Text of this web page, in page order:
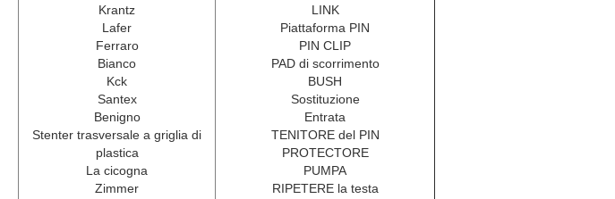
Krantz
Lafer
Ferraro
Bianco
Kck
Santex
Benigno
Stenter trasversale a griglia di
plastica
La cicogna
Zimmer
LINK
Piattaforma PIN
PIN CLIP
PAD di scorrimento
BUSH
Sostituzione
Entrata
TENITORE del PIN
PROTECTORE
PUMPA
RIPETERE la testa